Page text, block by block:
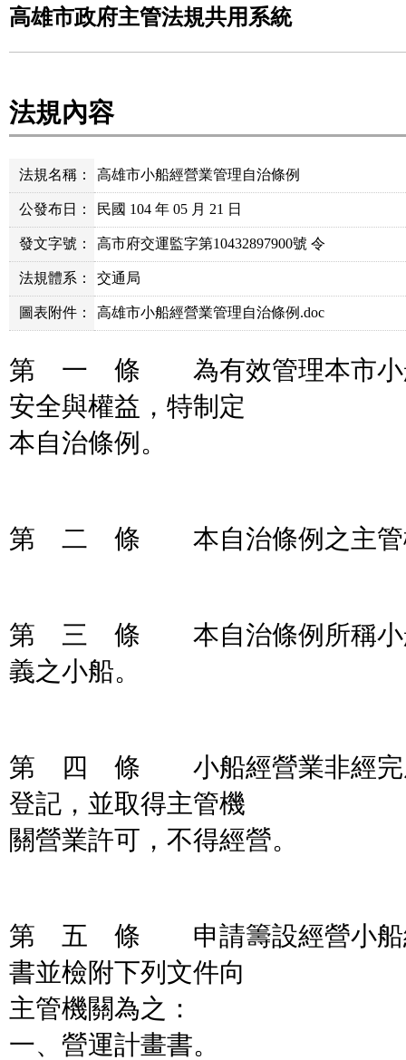
高雄市政府主管法規共用系統
法規內容
法規名稱： 高雄市小船經營業管理自治條例
公發布日： 民國 104 年 05 月 21 日
發文字號： 高市府交運監字第10432897900號 令
法規體系： 交通局
圖表附件： 高雄市小船經營業管理自治條例.doc
第 一 條 為有效管理本市小
安全與權益，特制定
本自治條例。
第 二 條 本自治條例之主管
第 三 條 本自治條例所稱小
義之小船。
第 四 條 小船經營業非經完
登記，並取得主管機
關營業許可，不得經營。
第 五 條 申請籌設經營小船
書並檢附下列文件向
主管機關為之：
一、營運計畫書。